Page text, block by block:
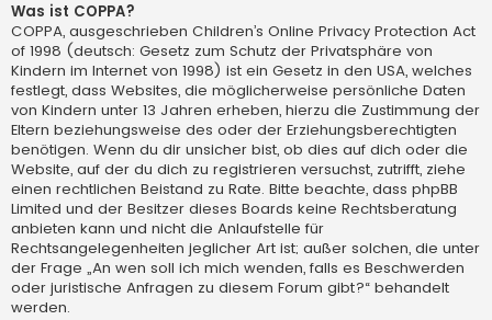
Was ist COPPA?
COPPA, ausgeschrieben Children’s Online Privacy Protection Act
of 1998 (deutsch: Gesetz zum Schutz der Privatsphäre von
Kindern im Internet von 1998) ist ein Gesetz in den USA, welches
festlegt, dass Websites, die möglicherweise persönliche Daten
von Kindern unter 13 Jahren erheben, hierzu die Zustimmung der
Eltern beziehungsweise des oder der Erziehungsberechtigten
benötigen. Wenn du dir unsicher bist, ob dies auf dich oder die
Website, auf der du dich zu registrieren versuchst, zutrifft, ziehe
einen rechtlichen Beistand zu Rate. Bitte beachte, dass phpBB
Limited und der Besitzer dieses Boards keine Rechtsberatung
anbieten kann und nicht die Anlaufstelle für
Rechtsangelegenheiten jeglicher Art ist; außer solchen, die unter
der Frage „An wen soll ich mich wenden, falls es Beschwerden
oder juristische Anfragen zu diesem Forum gibt?“ behandelt
werden.